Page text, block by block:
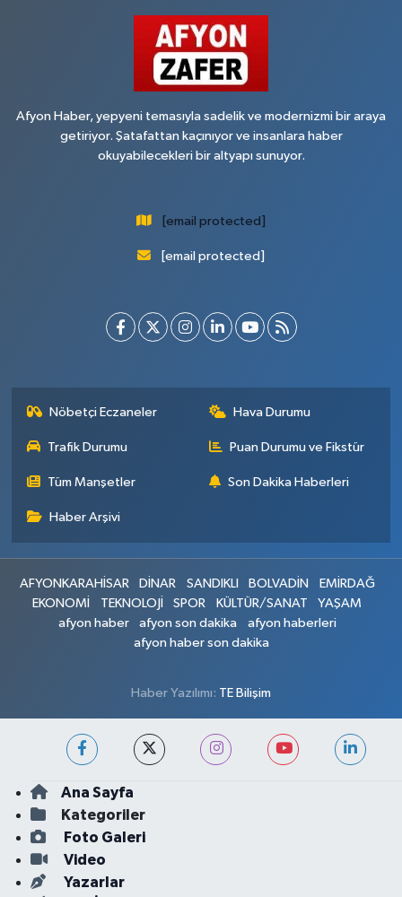
Afyon Haber, yepyeni temasıyla sadelik ve modernizmi bir araya
getiriyor. Şatafattan kaçınıyor ve insanlara haber
okuyabilecekleri bir altyapı sunuyor.
[email protected]
[email protected]
Nöbetçi Eczaneler Hava Durumu
Trafik Durumu Puan Durumu ve Fikstür
Tüm Manşetler Son Dakika Haberleri
Haber Arşivi
AFYONKARAHİSAR DİNAR SANDIKLI BOLVADİN
EMİRDAĞ
EKONOMİ
TEKNOLOJİ SPOR KÜLTÜR/SANAT
YAŞAM
afyon haber
afyon son dakika
afyon haberleri
afyon haber son dakika
Haber Yazılımı: TE Bilişim
Ana Sayfa
Kategoriler
Foto Galeri
Video
Yazarlar